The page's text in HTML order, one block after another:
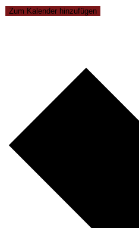
Zum Kalender hinzufügen